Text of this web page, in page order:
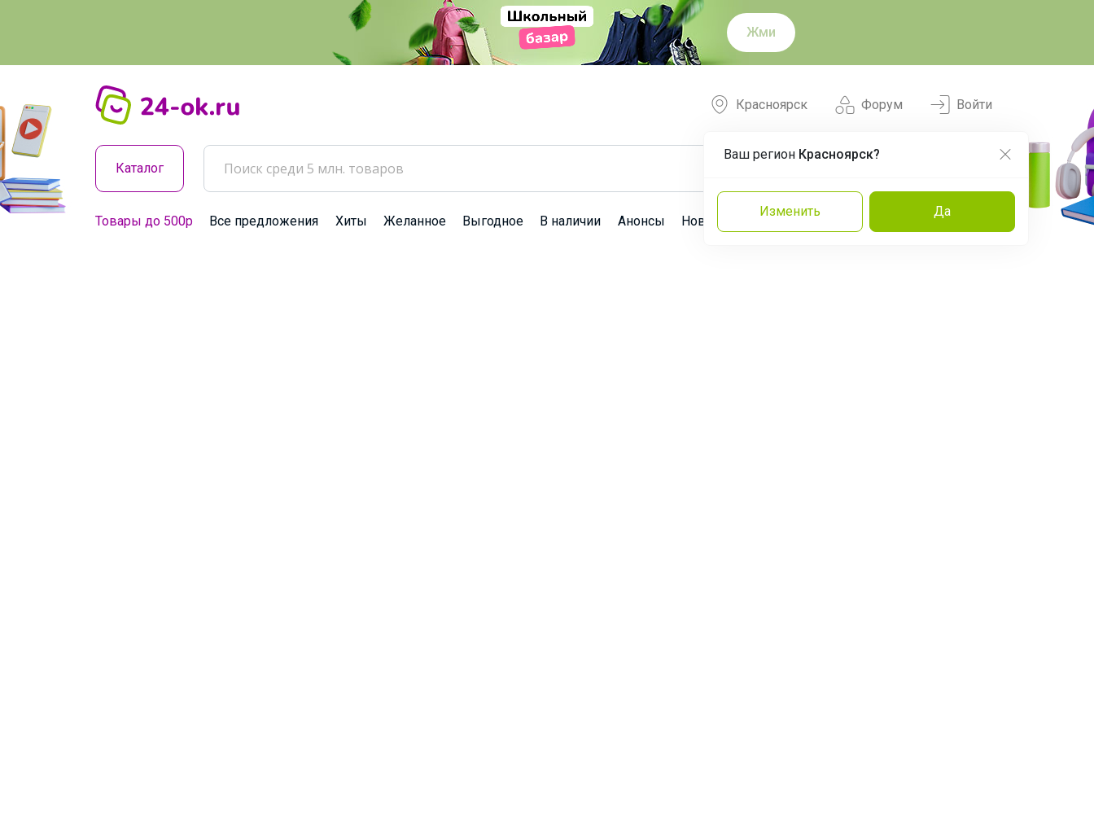
Жми
Форум
Красноярск
Ваш регион Красноярск?
Изменить Да
Войти
Каталог
Товары до 500р Все предложения Хиты Желанное Выгодное В наличии Анонсы Новости Команда Эксперты